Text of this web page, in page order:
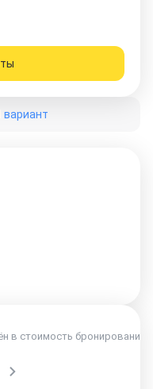
в стоимость